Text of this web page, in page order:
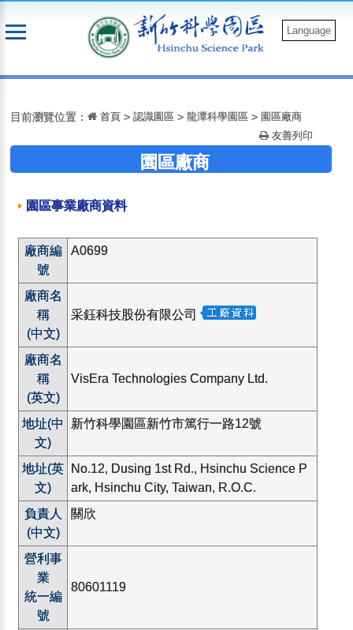
到
Language
目前瀏覽位置： 首頁 >認識園區 >龍潭科學園區 > 園區廠商
友善列印
園區廠商
園區事業廠商資料
廠商編
號
A0699
廠商名
稱
(中文)
采鈺科技股份有限公司
廠商名
稱
(英文)
VisEra Technologies Company Ltd.
地址(中
文)
新竹科學園區新竹市篤行一路12號
地址(英
文)
No.12, Dusing 1st Rd., Hsinchu Science P
ark, Hsinchu City, Taiwan, R.O.C.
負責人
(中文)
關欣
營利事
業
統一編
號
80601119